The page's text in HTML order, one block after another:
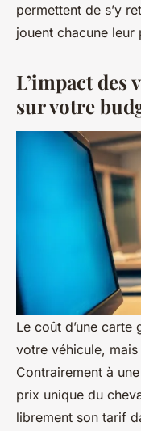
permettent de s’y
jouent chacune
L’impact des
sur votre
Le coût d’une carte
votre véhicule,
Contrairement à
prix unique du
librement son tarif